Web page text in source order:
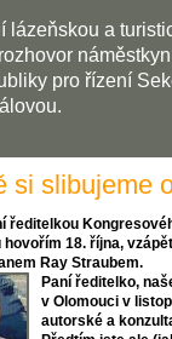
lázeňskou a
pro řízení
si slibujeme
ředitelkou
hovořím 18. října,
Ray Straubem.
Paní ředitelko,
v Olomouci v
autorské a